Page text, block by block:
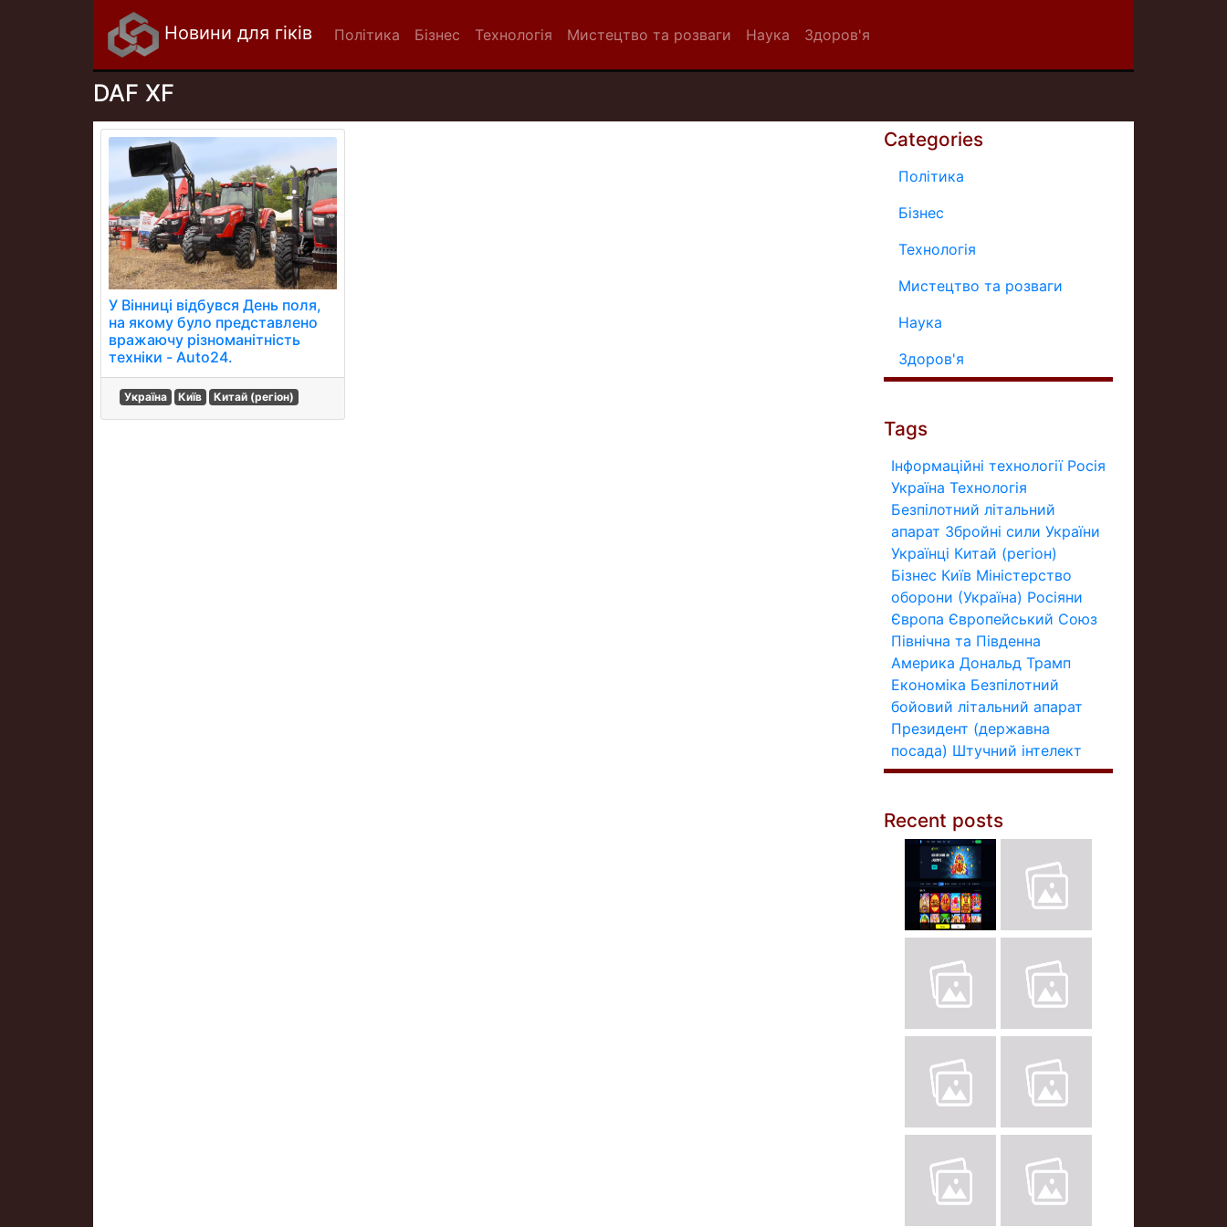
Новини для гіків Політика Бізнес Технологія Мистецтво та розваги Наука Здоров'я
DAF XF
У Вінниці відбувся День поля,
на якому було представлено
вражаючу різноманітність
техніки - Auto24.
Україна Київ Китай (регіон)
Categories
Політика
Бізнес
Технологія
Мистецтво та розваги
Наука
Здоров'я
Tags
Інформаційні технології Росія
Україна Технологія
Безпілотний літальний
апарат Збройні сили України
Українці Китай (регіон)
Бізнес Київ Міністерство
оборони (Україна) Росіяни
Європа Європейський Союз
Північна та Південна
Америка Дональд Трамп
Економіка Безпілотний
бойовий літальний апарат
Президент (державна
посада) Штучний інтелект
Recent posts